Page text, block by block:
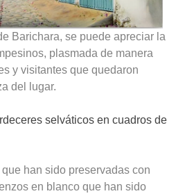
Barichara, se puede apreciar la
plasmada de manera
y visitantes que quedaron
del lugar.
selváticos en cuadros de
han sido preservadas con
en blanco que han sido